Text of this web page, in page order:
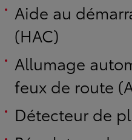
Aide au
(HAC)
Allumage
feux de route
Détecteur de